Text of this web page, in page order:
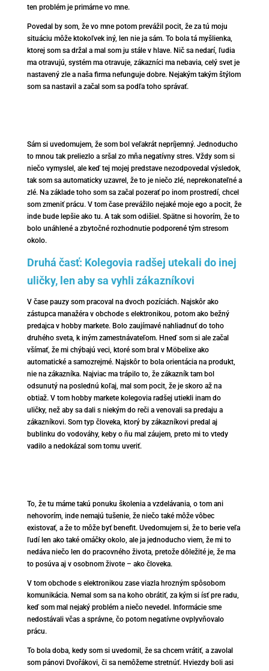
ten problém je primárne vo mne.
Povedal by som, že vo mne potom prevážil pocit, že za tú moju
situáciu môže ktokoľvek iný, len nie ja sám. To bola tá myšlienka,
ktorej som sa držal a mal som ju stále v hlave. Nič sa nedarí, ľudia
ma otravujú, systém ma otravuje, zákazníci ma nebavia, celý svet je
nastavený zle a naša firma nefunguje dobre. Nejakým takým štýlom
som sa nastavil a začal som sa podľa toho správať.
Sám si uvedomujem, že som bol veľakrát nepríjemný. Jednoducho
to mnou tak preliezlo a sršal zo mňa negatívny stres. Vždy som si
niečo vymyslel, ale keď tej mojej predstave nezodpovedal výsledok,
tak som sa automaticky uzavrel, že to je niečo zlé, neprekonateľné a
zlé. Na základe toho som sa začal pozerať po inom prostredí, chcel
som zmeniť prácu. V tom čase prevážilo nejaké moje ego a pocit, že
inde bude lepšie ako tu. A tak som odišiel. Spätne si hovorím, že to
bolo unáhlené a zbytočné rozhodnutie podporené tým stresom
okolo.
Druhá časť: Kolegovia radšej utekali do inej
uličky, len aby sa vyhli zákazníkovi
V čase pauzy som pracoval na dvoch pozíciách. Najskôr ako
zástupca manažéra v obchode s elektronikou, potom ako bežný
predajca v hobby markete. Bolo zaujímavé nahliadnuť do toho
druhého sveta, k iným zamestnávateľom. Hneď som si ale začal
všímať, že mi chýbajú veci, ktoré som bral v Möbelixe ako
automatické a samozrejmé. Najskôr to bola orientácia na produkt,
nie na zákazníka. Najviac ma trápilo to, že zákazník tam bol
odsunutý na poslednú koľaj, mal som pocit, že je skoro až na
obtiaž. V tom hobby markete kolegovia radšej utiekli inam do
uličky, než aby sa dali s niekým do reči a venovali sa predaju a
zákazníkovi. Som typ človeka, ktorý by zákazníkovi predal aj
bublinku do vodováhy, keby o ňu mal záujem, preto mi to vtedy
vadilo a nedokázal som tomu uveriť.
To, že tu máme takú ponuku školenia a vzdelávania, o tom ani
nehovorím, inde nemajú tušenie, že niečo také môže vôbec
existovať, a že to môže byť benefit. Uvedomujem si, že to berie veľa
ľudí len ako také omáčky okolo, ale ja jednoducho viem, že mi to
nedáva niečo len do pracovného života, pretože dôležité je, že ma
to posúva aj v osobnom živote – ako človeka.
V tom obchode s elektronikou zase viazla hrozným spôsobom
komunikácia. Nemal som sa na koho obrátiť, za kým si ísť pre radu,
keď som mal nejaký problém a niečo nevedel. Informácie sme
nedostávali včas a správne, čo potom negatívne ovplyvňovalo
prácu.
To bola doba, kedy som si uvedomil, že sa chcem vrátiť, a zavolal
som pánovi Dvořákovi, či sa nemôžeme stretnúť. Hviezdy boli asi